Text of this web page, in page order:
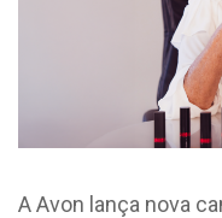
A Avon lança nova